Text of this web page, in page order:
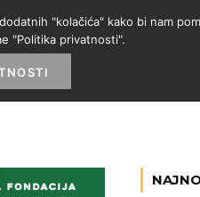
KATEGORIJE
"kolačića" kako bi nam
"Politika privatnosti".